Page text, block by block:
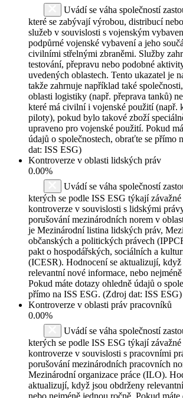
Uvádí se váha společností
které se zabývají výrobou, distribucí
služeb v souvislosti s vojenským
podpůrné vojenské vybavení a jeho
civilními střelnými zbraněmi. Služby
testování, přepravu nebo podobné
uvedených oblastech. Tento ukazatel je
takže zahrnuje například také
oblasti logistiky (např. přeprava tanků)
které má civilní i vojenské použití (např.
piloty), pokud bylo takové zboží
upraveno pro vojenské použití. Pokud
údajů o společnostech, obraťte se přímo
dat: ISS ESG)
Kontroverze v oblasti lidských práv
0.00%
Uvádí se váha společností
kterých se podle ISS ESG týkají
kontroverze v souvislosti s lidskými
porušování mezinárodních norem v
je Mezinárodní listina lidských práv,
občanských a politických právech
pakt o hospodářských, sociálních a
(ICESR). Hodnocení se aktualizují, když
relevantní nové informace, nebo
Pokud máte dotazy ohledně údajů o
přímo na ISS ESG. (Zdroj dat: ISS ESG)
Kontroverze v oblasti práv pracovníků
0.00%
Uvádí se váha společností
kterých se podle ISS ESG týkají
kontroverze v souvislosti s pracovními
porušování mezinárodních pracovních
Mezinárodní organizace práce (ILO).
aktualizují, když jsou obdrženy
nebo nejméně jednou ročně. Pokud